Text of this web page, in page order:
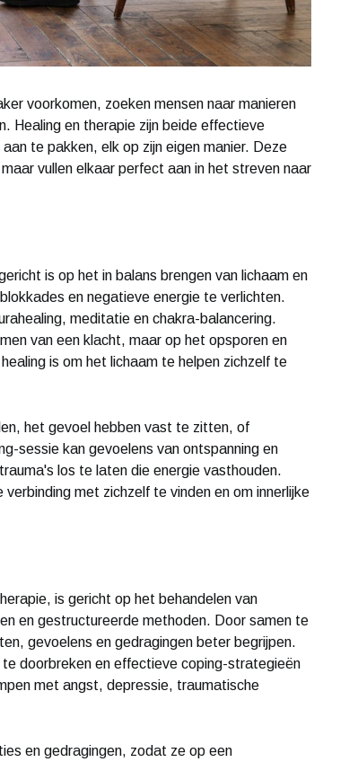
voorkomen, zoeken mensen naar manieren
Healing en therapie zijn beide effectieve
te pakken, elk op zijn eigen manier. Deze
vullen elkaar perfect aan in het streven naar
is op het in balans brengen van lichaam en
en negatieve energie te verlichten.
meditatie en chakra-balancering.
van een klacht, maar op het opsporen en
is om het lichaam te helpen zichzelf te
het gevoel hebben vast te zitten, of
sessie kan gevoelens van ontspanning en
los te laten die energie vasthouden.
met zichzelf te vinden en om innerlijke
is gericht op het behandelen van
en gestructureerde methoden. Door samen te
gevoelens en gedragingen beter begrijpen.
doorbreken en effectieve coping-strategieën
met angst, depressie, traumatische
en gedragingen, zodat ze op een